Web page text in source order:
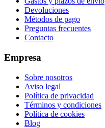
Devoluciones
Métodos de pago
Preguntas frecuentes
Contacto
Empresa
Sobre nosotros
Aviso legal
Política de privacidad
Términos y condiciones
Política de cookies
Blog